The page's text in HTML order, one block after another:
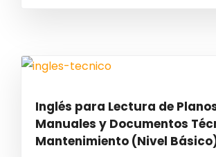
Inglés para Lectura de
Manuales y Documentos
Mantenimiento (Nivel